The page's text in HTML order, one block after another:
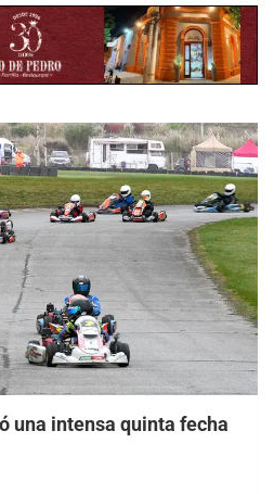
una intensa quinta fecha